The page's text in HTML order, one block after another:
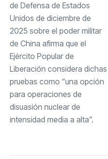
de Defensa de Estados
Unidos de diciembre de
2025 sobre el poder militar
de China afirma que el
Ejército Popular de
Liberación considera dichas
pruebas como “una opción
para operaciones de
disuasión nuclear de
intensidad media a alta”.